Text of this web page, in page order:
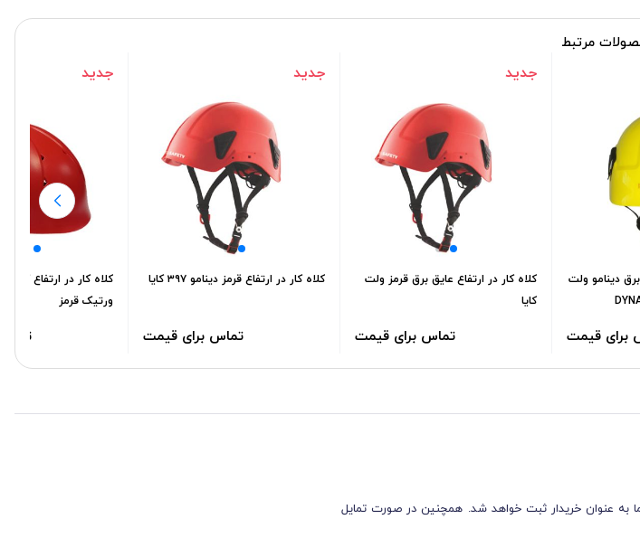
مرتبط
دینامو ولت
برای قیمت
جدید
کلاه کار در ارتفاع عایق برق قرمز ولت
کایا
تماس برای قیمت
جدید
کلاه کار در ارتفاع قرمز دینامو ۳۹۷ کایا
تماس برای قیمت
جدید
کلاه کار در ارتفاع
ورتیک قرمز
به عنوان خریدار ثبت خواهد شد. همچنین در صورت تمایل